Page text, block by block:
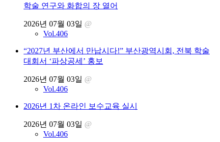
학술 연구와 화합의 장 열어
2026년 07월 03일 @
Vol.406
“2027년 부산에서 만납시다!” 부산광역시회, 전북 학술
대회서 ‘파상공세’ 홍보
2026년 07월 03일 @
Vol.406
2026년 1차 온라인 보수교육 실시
2026년 07월 03일 @
Vol.406